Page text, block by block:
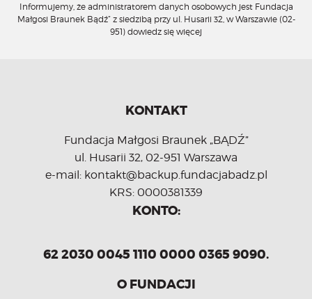
Informujemy, że administratorem danych osobowych jest Fundacja
Małgosi Braunek Bądź” z siedzibą przy ul. Husarii 32, w Warszawie (02-
951) dowiedz się więcej
KONTAKT
Fundacja Małgosi Braunek „BĄDŹ”
ul. Husarii 32, 02-951 Warszawa
e-mail: kontakt@backup.fundacjabadz.pl
KRS: 0000381339
KONTO:
62 2030 0045 1110 0000 0365 9090.
O FUNDACJI